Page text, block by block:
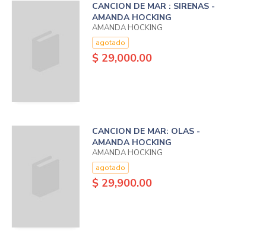
CANCION DE MAR : SIRENAS -
AMANDA HOCKING
AMANDA HOCKING
agotado
$ 29,000.00
CANCION DE MAR: OLAS -
AMANDA HOCKING
AMANDA HOCKING
agotado
$ 29,900.00